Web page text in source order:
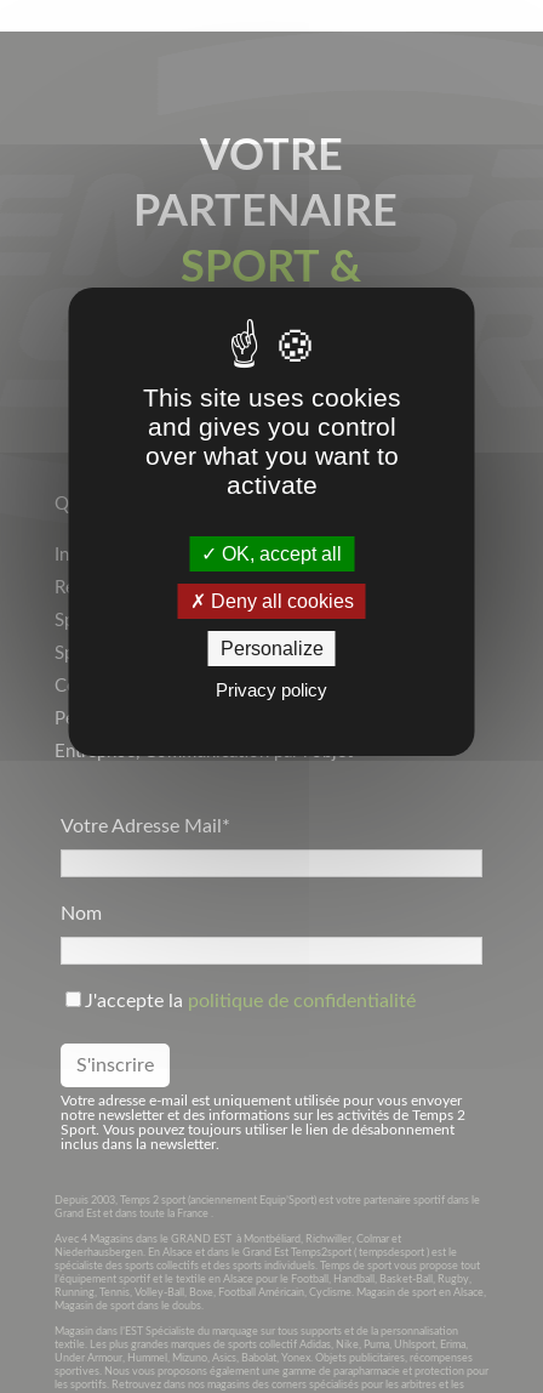
VOTRE
PARTENAIRE
SPORT &
ENTREPRISES
TEMPS 2 SPORT
Qui sommes-nous ?
Indépendant ? Rejoignez le Réseau Temps 2 Sport !
Rejoignez l’équipe !
Sports Individuels
Sport Collectif
Collectivités, Scolaire
Personnalisation, Marquage
Entreprise, Communication par l’objet
Votre Adresse Mail*
Nom
J'accepte la politique de confidentialité
Votre adresse e-mail est uniquement utilisée pour vous envoyer
notre newsletter et des informations sur les activités de Temps 2
Sport. Vous pouvez toujours utiliser le lien de désabonnement
inclus dans la newsletter.
Depuis 2003, Temps 2 sport (anciennement Equip’Sport) est votre partenaire sportif dans le
Grand Est et dans toute la France .
Avec 4 Magasins dans le GRAND EST à Montbéliard, Richwiller, Colmar et
Niederhausbergen. En Alsace et dans le Grand Est Temps2sport ( tempsdesport ) est le
spécialiste des sports collectifs et des sports individuels. Temps de sport vous propose tout
l’équipement sportif et le textile en Alsace pour le Football, Handball, Basket-Ball, Rugby,
Running, Tennis, Volley-Ball, Boxe, Football Américain, Cyclisme. Magasin de sport en Alsace,
Magasin de sport dans le doubs.
Magasin dans l’EST Spécialiste du marquage sur tous supports et de la personnalisation
textile. Les plus grandes marques de sports collectif Adidas, Nike, Puma, Uhlsport, Erima,
Under Armour, Hummel, Mizuno, Asics, Babolat, Yonex. Objets publicitaires, récompenses
sportives. Nous vous proposons également une gamme de parapharmacie et protection pour
les sportifs. Retrouvez dans nos magasins des corners spécialisés pour les arbitres et les
This site uses cookies
and gives you control
over what you want to
activate
OK, accept all
Deny all cookies
Personalize
Privacy policy